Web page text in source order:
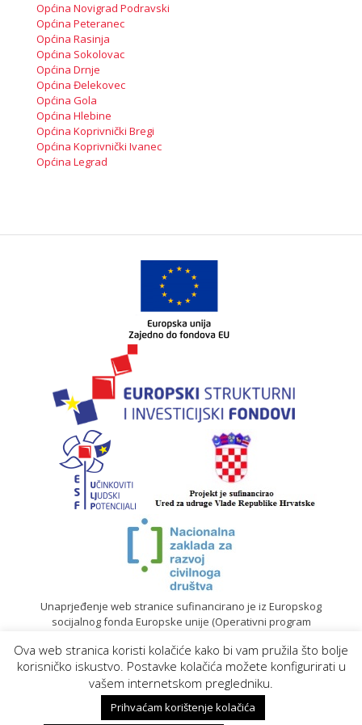
Općina Novigrad Podravski
Općina Peteranec
Općina Rasinja
Općina Sokolovac
Općina Drnje
Općina Đelekovec
Općina Gola
Općina Hlebine
Općina Koprivnički Bregi
Općina Koprivnički Ivanec
Općina Legrad
Unaprjeđenje web stranice sufinancirano je iz Europskog
socijalnog fonda Europske unije (Operativni program
© 2020. Sadržaj mrežne stranice isključiva je odgovornost
Gradskog društva Crvenog križa Koprivnica | Izrada web
stranica
Ova web stranica koristi kolačiće kako bi vam pružila što bolje
korisničko iskustvo. Postavke kolačića možete konfigurirati u
vašem internetskom pregledniku.
Prihvaćam korištenje kolačića